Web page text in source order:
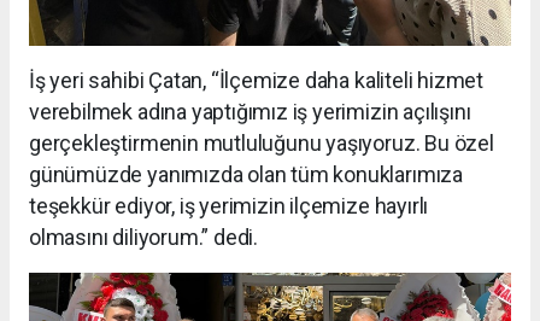
İş yeri sahibi Çatan, “İlçemize daha kaliteli hizmet
verebilmek adına yaptığımız iş yerimizin açılışını
gerçekleştirmenin mutluluğunu yaşıyoruz. Bu özel
günümüzde yanımızda olan tüm konuklarımıza
teşekkür ediyor, iş yerimizin ilçemize hayırlı
olmasını diliyorum.” dedi.